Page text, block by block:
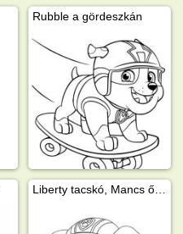
Rubble a gördeszkán
Liberty tacskó, Mancs őrjárat